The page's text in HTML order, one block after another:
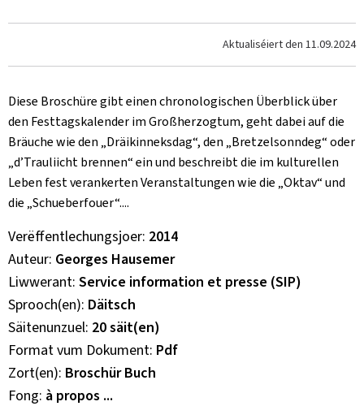
Aktualiséiert den 11.09.2024
Diese Broschüre gibt einen chronologischen Überblick über
den Festtagskalender im Großherzogtum, geht dabei auf die
Bräuche wie den „Dräikinneksdag“, den „Bretzelsonndeg“ oder
„d’Trauliicht brennen“ ein und beschreibt die im kulturellen
Leben fest verankerten Veranstaltungen wie die „Oktav“ und
die „Schueberfouer“....
Verëffentlechungsjoer 2014
Auteur Georges Hausemer
Liwwerant Service information et presse (SIP)
Sprooch(en) Däitsch
Säitenunzuel 20 säit(en)
Format vum Dokument Pdf
Zort(en) Broschür Buch
Fong à propos ...